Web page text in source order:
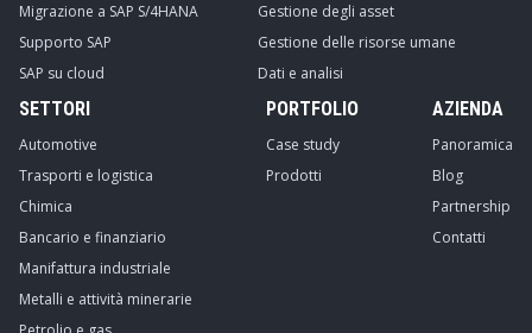
Migrazione a SAP S/4HANA
Supporto SAP
SAP su cloud
Gestione degli asset
Gestione delle risorse umane
Dati e analisi
SETTORI
Automotive
Trasporti e logistica
Chimica
Bancario e finanziario
Manifattura industriale
Metalli e attività minerarie
PORTFOLIO
Case study
Prodotti
AZIENDA
Panoramica
Blog
Partnership
Contatti